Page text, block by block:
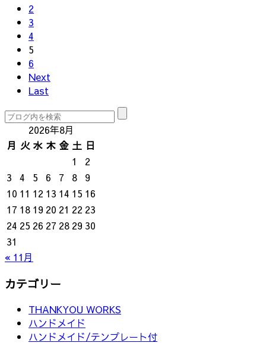
2
3
4
5
6
Next
Last
2026年8月
月 火 水 木 金 土 日
1
2
3
4 5 6 7 8
9
10 11 12 13 14 15 16
17 18 19 20 21 22 23
24 25 26 27 28 29 30
31
« 11月
カテゴリー
THANKYOU WORKS
ハンドメイド
ハンドメイド/テンプレート付